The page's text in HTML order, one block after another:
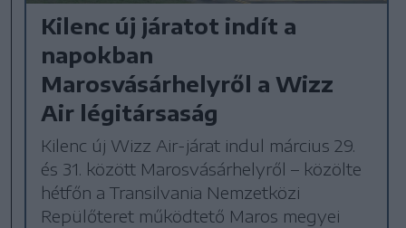
Kilenc új járatot indít a
napokban
Marosvásárhelyről a Wizz
Air légitársaság
Kilenc új Wizz Air-járat indul március 29.
és 31. között Marosvásárhelyről – közölte
hétfőn a Transilvania Nemzetközi
Repülőteret működtető Maros megyei